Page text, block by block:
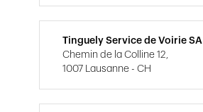
Tinguely Service de Voirie SA
Chemin de la Colline 12,
1007 Lausanne - CH